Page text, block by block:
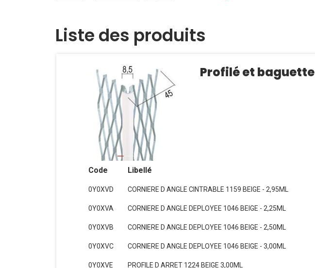
Liste des produits
Profilé et baguette
Code Libellé
0Y0XVD CORNIERE D ANGLE CINTRABLE 1159 BEIGE - 2,95ML
0Y0XVA CORNIERE D ANGLE DEPLOYEE 1046 BEIGE - 2,25ML
0Y0XVB CORNIERE D ANGLE DEPLOYEE 1046 BEIGE - 2,50ML
0Y0XVC CORNIERE D ANGLE DEPLOYEE 1046 BEIGE - 3,00ML
0Y0XVE PROFILE D ARRET 1224 BEIGE 3,00ML